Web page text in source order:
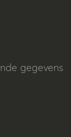
gegevens